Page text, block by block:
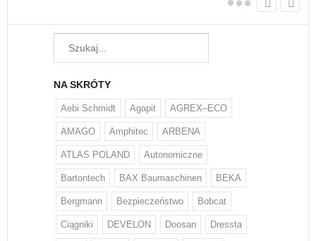
NA SKRÓTY
Aebi Schmidt Agapit AGREX–ECO
AMAGO Amphitec ARBENA
ATLAS POLAND Autonomiczne
Bartontech BAX Baumaschinen BEKA
Bergmann Bezpieczeństwo Bobcat
Ciągniki DEVELON Doosan Dressta